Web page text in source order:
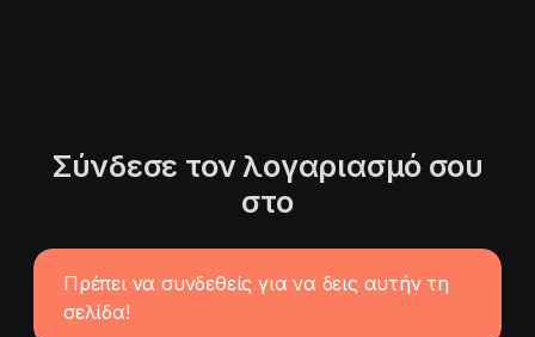
Σύνδεσε τον λογαριασμό σου
στο
Πρέπει να συνδεθείς για να δεις αυτήν τη
σελίδα!